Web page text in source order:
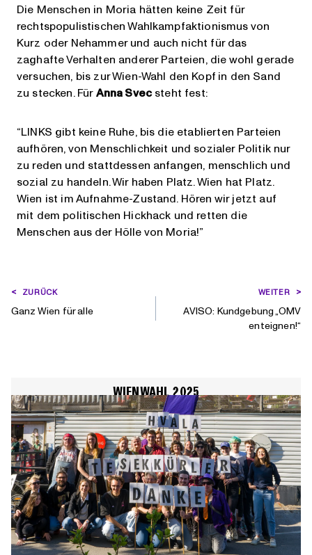
Die Menschen in Moria hätten keine Zeit für
rechtspopulistischen Wahlkampfaktionismus von
Kurz oder Nehammer und auch nicht für das
zaghafte Verhalten anderer Parteien, die wohl gerade
versuchen, bis zur Wien-Wahl den Kopf in den Sand
zu stecken. Für Anna Svecsteht fest:
“LINKS gibt keine Ruhe, bis die etablierten Parteien
aufhören, von Menschlichkeit und sozialer Politik nur
zu reden und stattdessen anfangen, menschlich und
sozial zu handeln. Wir haben Platz. Wien hat Platz.
Wien ist im Aufnahme-Zustand. Hören wir jetzt auf
mit dem politischen Hickhack und retten die
Menschen aus der Hölle von Moria!”
BEITRAGSNAVIGATION
ZURÜCK
Ganz Wien für alle
WEITER
AVISO: Kundgebung „OMV
enteignen!“
WIENWAHL 2025